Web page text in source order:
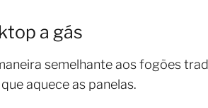
a gás
semelhante aos fogões
aquece as panelas.